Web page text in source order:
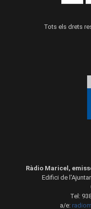
Tots els drets
Ràdio Maricel,
Edifici de
Tel:
a/e: